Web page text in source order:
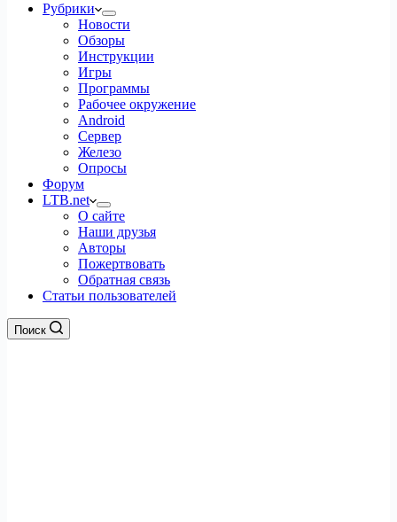
Рубрики
Новости
Обзоры
Инструкции
Игры
Программы
Рабочее окружение
Android
Сервер
Железо
Опросы
Форум
LTB.net
О сайте
Наши друзья
Авторы
Пожертвовать
Обратная связь
Статьи пользователей
Поиск